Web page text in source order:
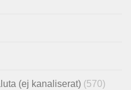
(ej kanaliserat) (570)